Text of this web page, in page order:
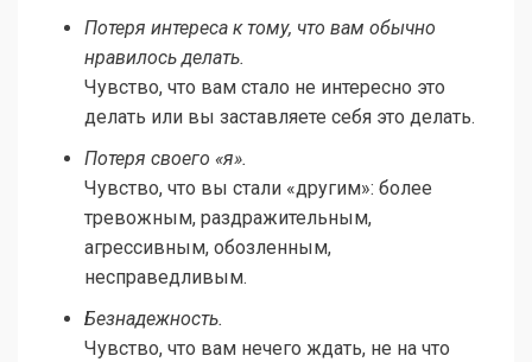
Потеря интереса к тому, что вам обычно
нравилось делать.
Чувство, что вам стало не интересно это
делать или вы заставляете себя это делать.
Потеря своего «я».
Чувство, что вы стали «другим»: более
тревожным, раздражительным,
агрессивным, обозленным,
несправедливым.
Безнадежность.
Чувство, что вам нечего ждать, не на что